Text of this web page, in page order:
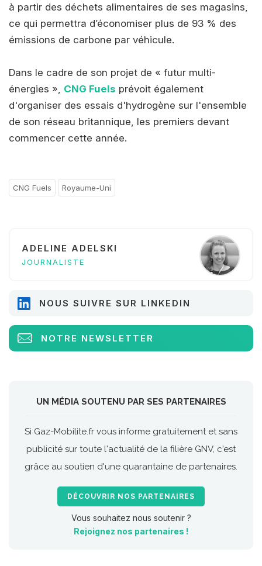
à partir des déchets alimentaires de ses magasins,
ce qui permettra d’économiser plus de 93 % des
émissions de carbone par véhicule.
Dans le cadre de son projet de « futur multi-
énergies », CNG Fuels prévoit également
d'organiser des essais d'hydrogène sur l'ensemble
de son réseau britannique, les premiers devant
commencer cette année.
CNG Fuels Royaume-Uni
ADELINE ADELSKI
JOURNALISTE
NOUS SUIVRE SUR LINKEDIN
NOTRE NEWSLETTER
UN MÉDIA SOUTENU PAR SES PARTENAIRES
Si Gaz-Mobilite.fr vous informe gratuitement et sans
publicité sur toute l'actualité de la filière GNV, c'est
grâce au soutien d'une quarantaine de partenaires.
DÉCOUVRIR NOS PARTENAIRES
Vous souhaitez nous soutenir ?
Rejoignez nos partenaires !